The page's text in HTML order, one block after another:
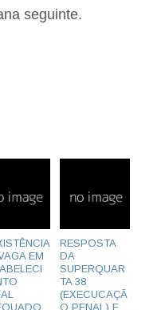
seguinte.
EM
RESPOSTA
DA
SUPERQUAR
TA 38
(EXECUCAÇÃ
O PENAL) E